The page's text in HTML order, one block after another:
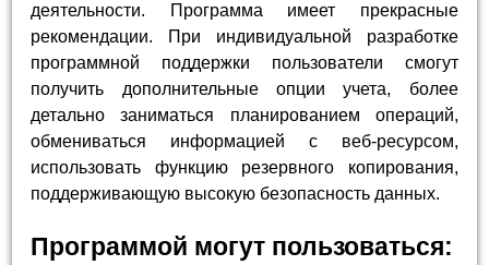
деятельности. Программа имеет прекрасные
рекомендации. При индивидуальной разработке
программной поддержки пользователи смогут
получить дополнительные опции учета, более
детально заниматься планированием операций,
обмениваться информацией с веб-ресурсом,
использовать функцию резервного копирования,
поддерживающую высокую безопасность данных.
Программой могут пользоваться: